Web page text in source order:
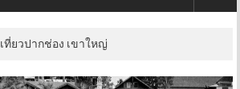
เที่ยวปากช่อง เขาใหญ่